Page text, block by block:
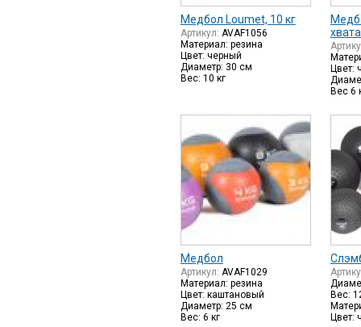
Медбол Loumet, 10 кг
Артикул: AVAF1056
Материал: резина
Цвет: черный
Диаметр: 30 см
Вес: 10 кг
Цвет:
Вес 6
Медбол
Артикул: AVAF1029
Материал: резина
Цвет: каштановый
Диаметр: 25 см
Вес: 6 кг
Вес:
Цвет: